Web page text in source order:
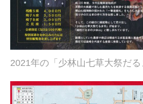
2021年の「少林山七草大祭だ